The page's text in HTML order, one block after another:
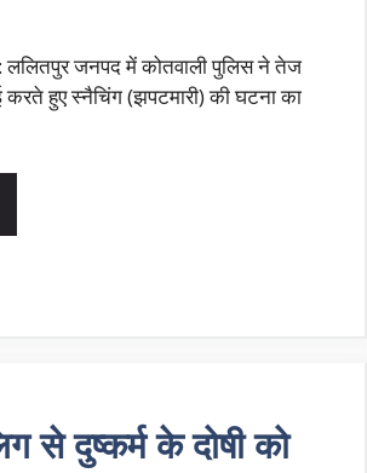
जनपद में कोतवाली पुलिस ने तेज
करते हुए स्नैचिंग (झपटमारी) की घटना का
से दुष्कर्म के दोषी को